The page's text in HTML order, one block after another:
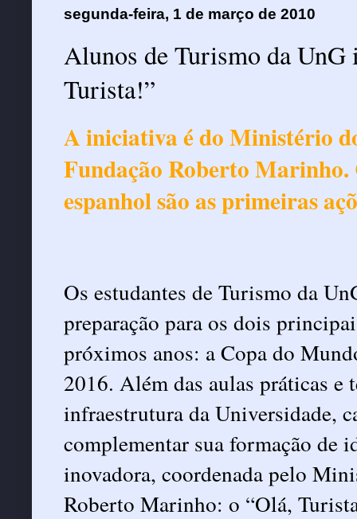
segunda-feira, 1 de março de 2010
Alunos de Turismo da
Turista!”
A iniciativa é do Ministério
Fundação Roberto Marinho.
espanhol são as primeiras
Os estudantes de Turismo da
preparação para os dois
próximos anos: a Copa do
2016. Além das aulas práticas e
infraestrutura da Universidade,
complementar sua formação de
inovadora, coordenada pelo
Roberto Marinho: o “Olá,